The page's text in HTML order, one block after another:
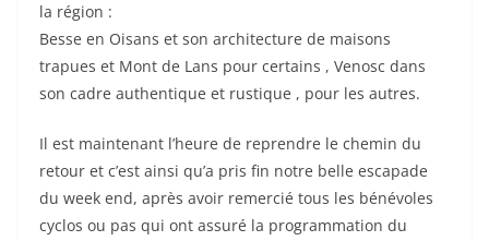
la région :
Besse en Oisans et son architecture de maisons
trapues et Mont de Lans pour certains , Venosc dans
son cadre authentique et rustique , pour les autres.
Il est maintenant l’heure de reprendre le chemin du
retour et c’est ainsi qu’a pris fin notre belle escapade
du week end, après avoir remercié tous les bénévoles
cyclos ou pas qui ont assuré la programmation du